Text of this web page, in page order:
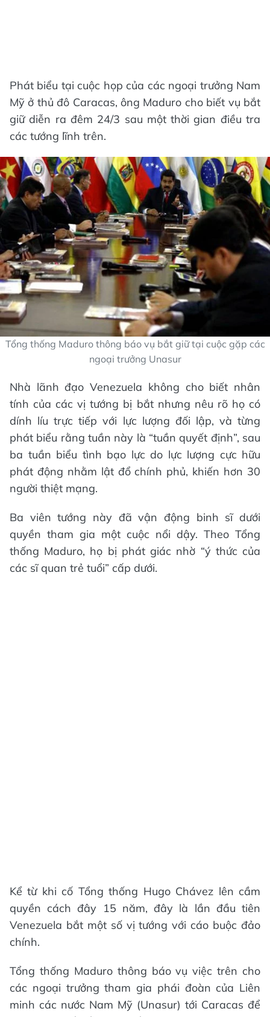
Phát biểu tại cuộc họp của các ngoại trưởng Nam
Mỹ ở thủ đô Caracas, ông Maduro cho biết vụ bắt
giữ diễn ra đêm 24/3 sau một thời gian điều tra
các tướng lĩnh trên.
Tổng thống Maduro thông báo vụ bắt giữ tại cuộc gặp các
ngoại trưởng Unasur
Nhà lãnh đạo Venezuela không cho biết nhân
tính của các vị tướng bị bắt nhưng nêu rõ họ có
dính líu trực tiếp với lực lượng đối lập, và từng
phát biểu rằng tuần này là “tuần quyết định”, sau
ba tuần biểu tình bạo lực do lực lượng cực hữu
phát động nhằm lật đổ chính phủ, khiến hơn 30
người thiệt mạng.
Ba viên tướng này đã vận động binh sĩ dưới
quyền tham gia một cuộc nổi dậy. Theo Tổng
thống Maduro, họ bị phát giác nhờ “ý thức của
các sĩ quan trẻ tuổi” cấp dưới.
Kể từ khi cố Tổng thống Hugo Chávez lên cầm
quyền cách đây 15 năm, đây là lần đầu tiên
Venezuela bắt một số vị tướng với cáo buộc đảo
chính.
Tổng thống Maduro thông báo vụ việc trên cho
các ngoại trưởng tham gia phái đoàn của Liên
minh các nước Nam Mỹ (Unasur) tới Caracas để